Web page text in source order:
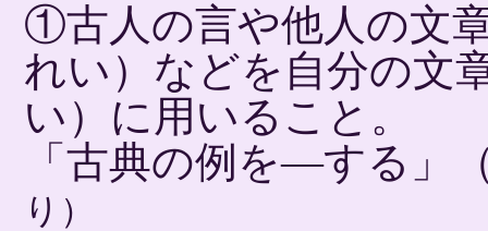
①古人の言や他人の文
れい）などを自分の文
い）に用いること。
「古典の例を―する」
り）